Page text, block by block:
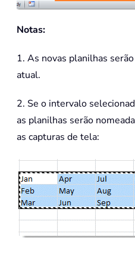
Notas:
1. As novas planilhas
atual.
2. Se o intervalo
as planilhas serão
as capturas de tela: